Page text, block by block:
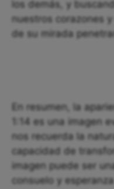
los demás, y
nuestros corazones
de su mirada
En resumen, la
1:14 es una imagen
nos recuerda la
capacidad de
imagen puede ser
consuelo y